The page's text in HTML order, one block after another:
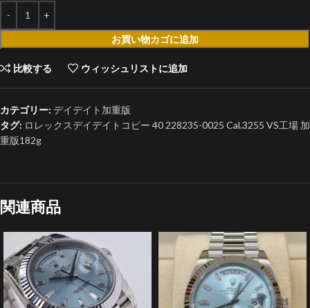
お買い物カゴに追加
比較する ウィッシュリストに追加
カテゴリー: デイデイト加重版
タグ: ロレックスデイデイトコピー 40 228235-0025 Cal.3255 VS工場 加
重版182g
関連商品